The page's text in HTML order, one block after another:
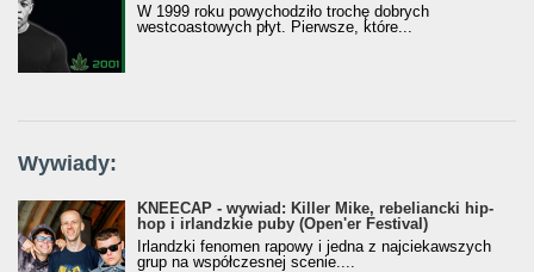
W 1999 roku powychodziło trochę dobrych
westcoastowych płyt. Pierwsze, które...
Wywiady:
KNEECAP - wywiad: Killer Mike, rebeliancki hip-
hop i irlandzkie puby (Open'er Festival)
Irlandzki fenomen rapowy i jedna z najciekawszych
grup na współczesnej scenie....